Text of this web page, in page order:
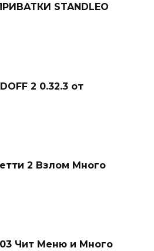
STANDLEO
2 0.32.3 от
2 Взлом Много
Чит Меню и Много